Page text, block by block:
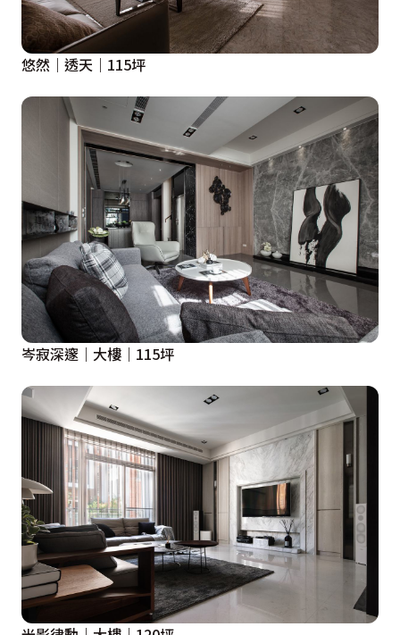
悠然｜透天｜115坪
岑寂深邃｜大樓｜115坪